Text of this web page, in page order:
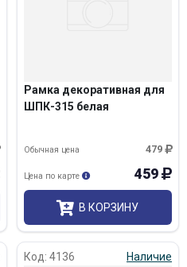
Рамка декоративная для
ШПК-315 белая
479
Обычная цена
459
Цена по карте
В КОРЗИНУ
Код: 4136 Наличие